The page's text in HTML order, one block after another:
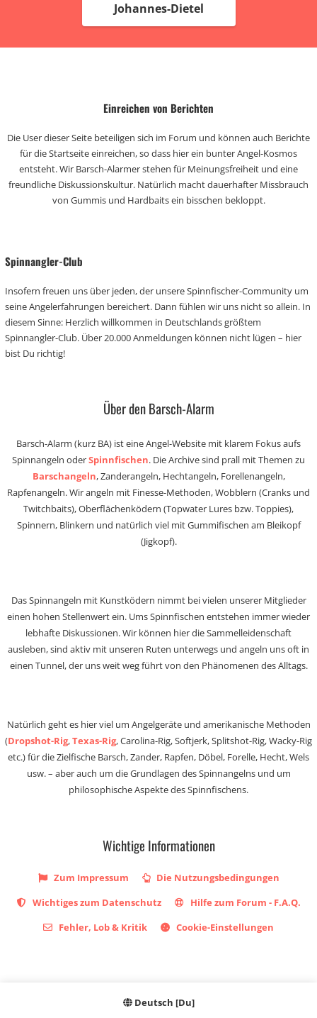
Johannes-Dietel
Einreichen von Berichten
Die User dieser Seite beteiligen sich im Forum und können auch Berichte
für die Startseite einreichen, so dass hier ein bunter Angel-Kosmos
entsteht. Wir Barsch-Alarmer stehen für Meinungsfreiheit und eine
freundliche Diskussionskultur. Natürlich macht dauerhafter Missbrauch
von Gummis und Hardbaits ein bisschen bekloppt.
Spinnangler-Club
Insofern freuen uns über jeden, der unsere Spinnfischer-Community um
seine Angelerfahrungen bereichert. Dann fühlen wir uns nicht so allein. In
diesem Sinne: Herzlich willkommen in Deutschlands größtem
Spinnangler-Club. Über 20.000 Anmeldungen können nicht lügen – hier
bist Du richtig!
Über den Barsch-Alarm
Barsch-Alarm (kurz BA) ist eine Angel-Website mit klarem Fokus aufs
Spinnangeln oderSpinnfischen. Die Archive sind prall mit Themen zu
Barschangeln, Zanderangeln, Hechtangeln, Forellenangeln,
Rapfenangeln. Wir angeln mit Finesse-Methoden, Wobblern (Cranks und
Twitchbaits), Oberflächenködern (Topwater Lures bzw. Toppies),
Spinnern, Blinkern und natürlich viel mit Gummifischen am Bleikopf
(Jigkopf).
Das Spinnangeln mit Kunstködern nimmt bei vielen unserer Mitglieder
einen hohen Stellenwert ein. Ums Spinnfischen entstehen immer wieder
lebhafte Diskussionen. Wir können hier die Sammelleidenschaft
ausleben, sind aktiv mit unseren Ruten unterwegs und angeln uns oft in
einen Tunnel, der uns weit weg führt von den Phänomenen des Alltags.
Natürlich geht es hier viel um Angelgeräte und amerikanische Methoden
(Dropshot-Rig,Texas-Rig, Carolina-Rig, Softjerk, Splitshot-Rig, Wacky-Rig
etc.) für die Zielfische Barsch, Zander, Rapfen, Döbel, Forelle, Hecht, Wels
usw. – aber auch um die Grundlagen des Spinnangelns und um
philosophische Aspekte des Spinnfischens.
Wichtige Informationen
Zum Impressum
Die Nutzungsbedingungen
Wichtiges zum Datenschutz
Hilfe zum Forum - F.A.Q.
Fehler, Lob & Kritik
Cookie-Einstellungen
Deutsch [Du]